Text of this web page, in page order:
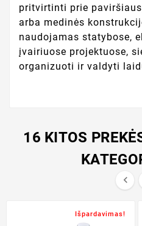
pritvirtinti prie
arba medinės
naudojamas statybose,
įvairiuose projektuose,
organizuoti ir valdyti
16 KITOS

Išpardavimas!